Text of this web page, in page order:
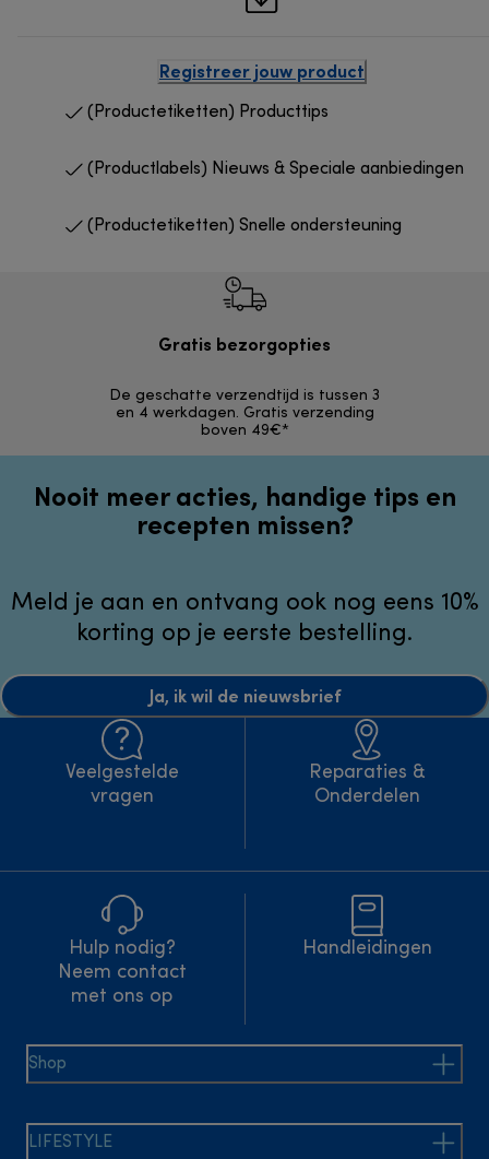
Registreer jouw product
(Productetiketten) Producttips
(Productlabels) Nieuws & Speciale aanbiedingen
(Productetiketten) Snelle ondersteuning
Gratis bezorgopties
De geschatte verzendtijd is tussen 3
en 4 werkdagen. Gratis verzending
boven 49€*
Nooit meer acties, handige tips en
recepten missen?
Meld je aan en ontvang ook nog eens 10%
korting op je eerste bestelling.
Ja, ik wil de nieuwsbrief
Veelgestelde
vragen
Reparaties &
Onderdelen
Hulp nodig?
Neem contact
met ons op
Handleidingen
Shop
LIFESTYLE